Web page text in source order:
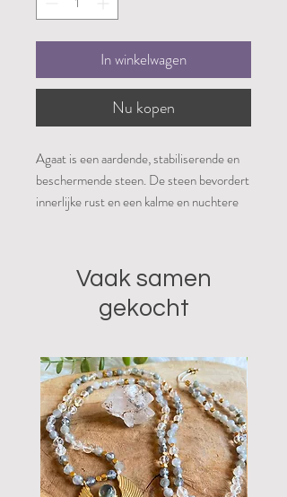
In winkelwagen
Nu kopen
Agaat is een aardende, stabiliserende en
beschermende steen. De steen bevordert
innerlijke rust en een kalme en nuchtere
zelfreflectie en spoort aan even afstand te
nemen en alles wat objectiever te
bekijken. Het bevordert rationeel en
analytisch vermogen en helpt daarom om
praktische oplossingen te vinden voor
problemen. Agaat beschermt het aura,
geeft een veilig gevoel en brengt balans in
lichaam, ziel en geest. Fysiek is agaat een
goede steen om tijdens de zwangerschap
te dragen (voor zowel moeder als kind)
Vaak samen
gekocht